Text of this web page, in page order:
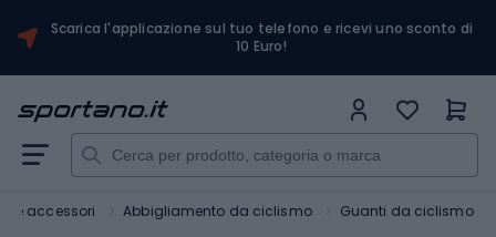
Scarica l'applicazione sul tuo telefono e ricevi uno sconto di
10 Euro!
e accessori Abbigliamento da ciclismo Guanti da ciclismo